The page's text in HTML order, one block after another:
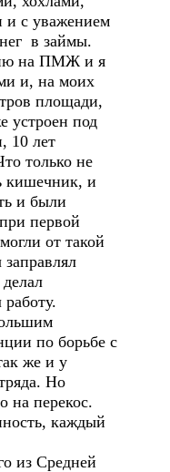
и с уважением
в займы.
на ПМЖ и я
и, на моих
площади,
устроен под
10 лет
только не
кишечник, и
и были
первой
от такой
по борьбе с
же и у
Но
на перекос.
каждый
из Средней